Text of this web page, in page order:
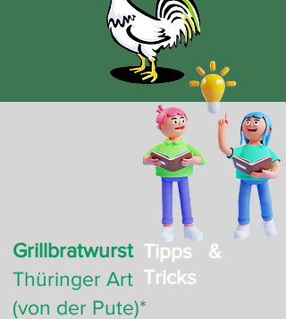
Tipps &
Tricks
Grillbratwurst
Thüringer Art
(von der Pute)*